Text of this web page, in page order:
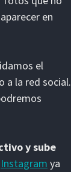
en
el
a la red social.
y sube
Instagram ya